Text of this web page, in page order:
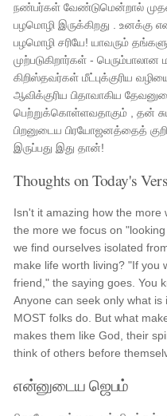
நண்பர்கள் வேண்டுமென்றால்
பழமொழி இருக்கிறது . உனக்கு
பழமொழி சரியே! யாவரும்
முற்படுகிறார்கள் -
கிறிஸ்தவர்கள் மீட்புக்குரிய
ஆவிக்குரிய பிதாவாகிய
பெற்றுக்கொள்ளவதாகும் , தன்
பிறனுடைய பிரயோஜனத்தைத்
இருப்பது இது தான்!
Thoughts on Today's
Isn't it amazing how the
the more we focus on
we find ourselves isolated
make life worth living? "If you
friend," the saying goes. You
Anyone can seek only what
MOST folks do. But what
makes them like God, their
think of others before
என்னுடைய ஜெபம்